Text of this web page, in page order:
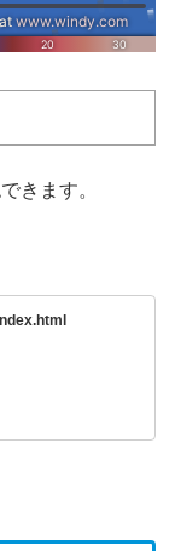
きます。